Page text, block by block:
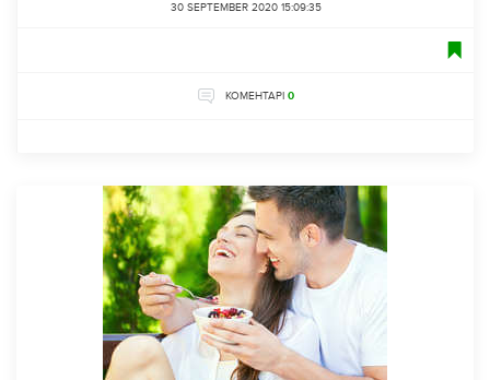
30 SEPTEMBER 2020 15:09:35
КОМЕНТАРІ 0